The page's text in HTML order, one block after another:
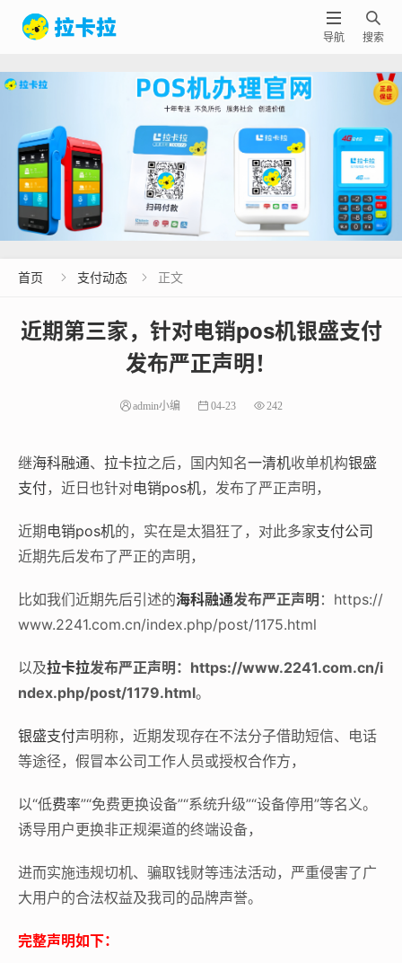

搜索

导航
首页  支付动态  正文
近期第三家，针对电销pos机银盛支付
发布严正声明！
admin小编 04-23 242
继海科融通、 拉卡拉之后，国内知名一清机收单机构银盛
支付，近日也针对电销pos机，发布了严正声明，
近期 电销pos机的，实在是太猖狂了，对此多家支付公司
近期先后发布了严正的声明，
比如我们近期先后引述的海科融通发布严正声明 ：https://
www.2241.com.cn/index.php/post/1175.html
以及拉卡拉发布严正声明：https://www.2241.com.cn/i
ndex.php/post/1179.html。
银盛支付声明称，近期发现存在不法分子借助短信、电话
等途径，假冒本公司工作人员或授权合作方，
以“低费率”“免费更换设备”“系统升级”“设备停用”等名义。
诱导用户更换非正规渠道的终端设备，
进而实施违规切机、骗取钱财等违法活动，严重侵害了广
大用户的合法权益及我司的品牌声誉。
完整声明如下：